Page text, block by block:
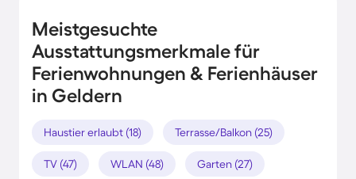
Meistgesuchte
Ausstattungsmerkmale für
Ferienwohnungen & Ferienhäuser
in Geldern
Haustier erlaubt (18) Terrasse/Balkon (25)
TV (47) WLAN (48) Garten (27)